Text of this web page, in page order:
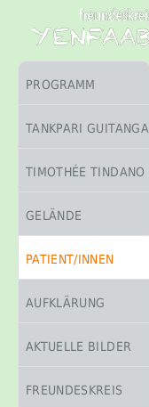
PROGRAMM
TANKPARI GUITANGA
TIMOTHÉE TINDANO
GELÄNDE
PATIENT/INNEN
AUFKLÄRUNG
AKTUELLE BILDER
FREUNDESKREIS